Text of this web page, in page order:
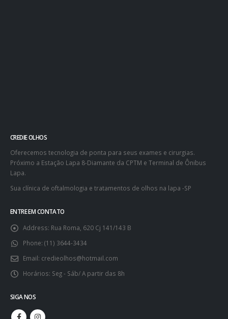
CREDIE OLHOS
Oferecemos tecnologia de ponta para seus exames e cirurgias.
Próximo a Estação Lapa 8-Diamante da CPTM e Terminal de Ônibus
Lapa.
Sua clínica de oftalmologia e tratamentos de olhos na lapa -SP
ENTRE EM CONTATO
Address: Rua Roma, 620 Cj 141/143 B
Phone: (11) 3644-3434
Email: credieolhos@hotmail.com
Horários: Seg - Sáb/ A partir das 8h
SIGA NOS